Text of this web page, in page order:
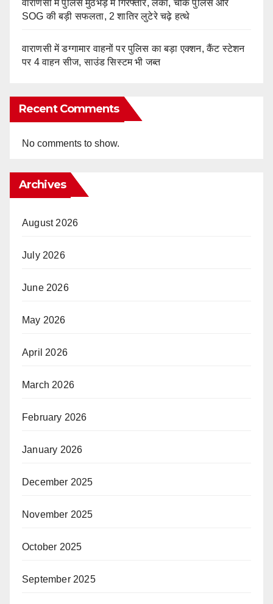
वाराणसी में पुलिस मुठभेड़ में गिरफ्तार, लंका, चौक पुलिस और
SOG की बड़ी सफलता, 2 शातिर लुटेरे चढ़े हत्थे
वाराणसी में डग्गामार वाहनों पर पुलिस का बड़ा एक्शन, कैंट स्टेशन
पर 4 वाहन सीज, साउंड सिस्टम भी जब्त
Recent Comments
No comments to show.
Archives
August 2026
July 2026
June 2026
May 2026
April 2026
March 2026
February 2026
January 2026
December 2025
November 2025
October 2025
September 2025